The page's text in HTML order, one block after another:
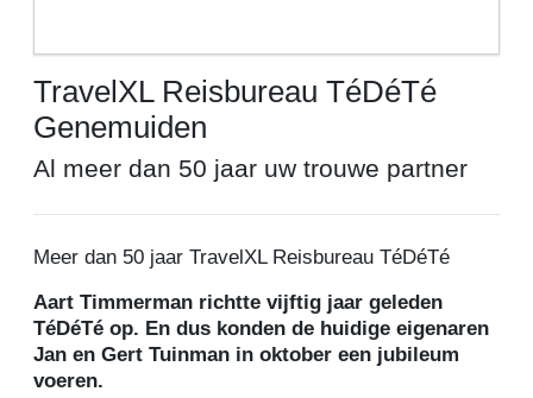
TravelXL Reisbureau TéDéTé
Genemuiden
Al meer dan 50 jaar uw trouwe partner
Meer dan 50 jaar TravelXL Reisbureau TéDéTé
Aart Timmerman richtte vijftig jaar geleden
TéDéTé op. En dus konden de huidige eigenaren
Jan en Gert Tuinman in oktober een jubileum
voeren.